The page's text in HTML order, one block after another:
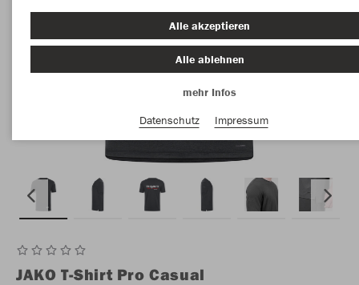
JAKO T-Shirt Pro Casual
Alle akzeptieren
Alle ablehnen
mehr Infos
Datenschutz
Impressum